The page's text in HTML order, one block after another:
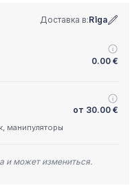
Доставка в:Rīga
0.00 €
от 30.00 €
манипуляторы
и может измениться.